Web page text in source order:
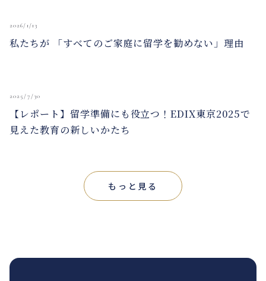
2026/1/13
私たちが 「すべてのご家庭に留学を勧めない」理由
2025/7/30
【レポート】留学準備にも役立つ！EDIX東京2025で
見えた教育の新しいかたち
もっと見る